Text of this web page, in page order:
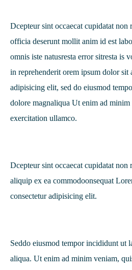
Dcepteur sint occaecat cupidatat
officia deserunt mollit anim id est
omnis iste natusresta error sitresta is
in reprehenderit orem ipsum dolor sit
adipisicing elit, sed do eiusmod
dolore magnaliqua Ut enim ad minim
exercitation ullamco.
Dcepteur sint occaecat cupidatat non
aliquip ex ea commodoonsequat
consectetur adipisicing elit.
Seddo eiusmod tempor incididunt ut
aliqua. Ut enim ad minim veniam,